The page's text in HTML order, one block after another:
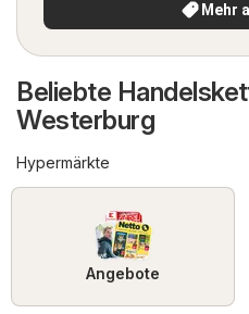
Mehr
Beliebte
Westerburg
Hypermärkte
Angebote